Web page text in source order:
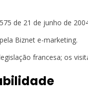
de 21 de junho de
Biznet e-marketing.
francesa; os